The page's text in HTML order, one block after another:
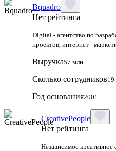
Bquadro
Нет рейтинга
Digital - агентство по
проектов, интернет -
Выручка57 млн
Сколько сотрудников19
Год основания2001
CreativePeople
Нет рейтинга
Независимое